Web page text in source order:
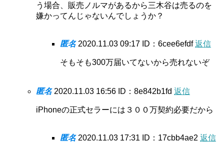
う場合、販売ノルマがあるから三木谷は売るのを
嫌かってんじゃないんでしょうか？
匿名 2020.11.03 09:17 ID：6cee6efdf返信
そもそも300万届いてないから売れないぞ
匿名 2020.11.03 16:56 ID：8e842b1fd 返信
iPhoneの正式セラーには３００万契約必要だから
匿名 2020.11.03 17:31 ID：17cbb4ae2 返信